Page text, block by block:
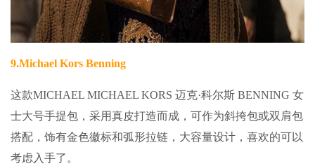
9.Michael Kors Benning
这款MICHAEL MICHAEL KORS 迈克·科尔斯 BENNING 女
士大号手提包，采用真皮打造而成，可作为斜挎包或双肩包
搭配，饰有金色徽标和弧形拉链，大容量设计，喜欢的可以
考虑入手了。